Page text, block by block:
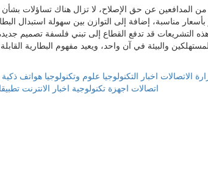
المدافعين عن حق الإصلاح، لا تزال هناك تساؤلات بشأن
التشريعات قد تدفع القطاع إلى تبني فلسفة تصميم
والبيئة في آن واحد، ويعيد مفهوم البطارية
الاتصالات اخبار التكنولوجيا علوم وتكنولوجيا هواتف ذكية
اتصالات اجهزة تكنولوجية اخبار الانترنت